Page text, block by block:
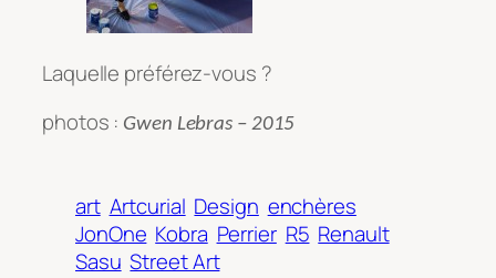
Laquelle préférez-vous ?
photos : Gwen Lebras – 2015
art Artcurial Design enchères
JonOne Kobra Perrier R5 Renault
Sasu Street Art